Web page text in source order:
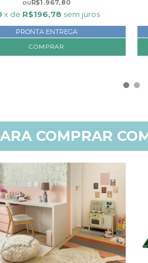
R$1.967,80
x de R$196,78 sem juros
PRONTA ENTREGA
COMPRAR